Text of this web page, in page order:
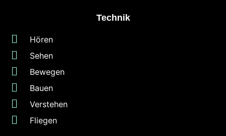
Technik
Hören
Sehen
Bewegen
Bauen
Verstehen
Fliegen